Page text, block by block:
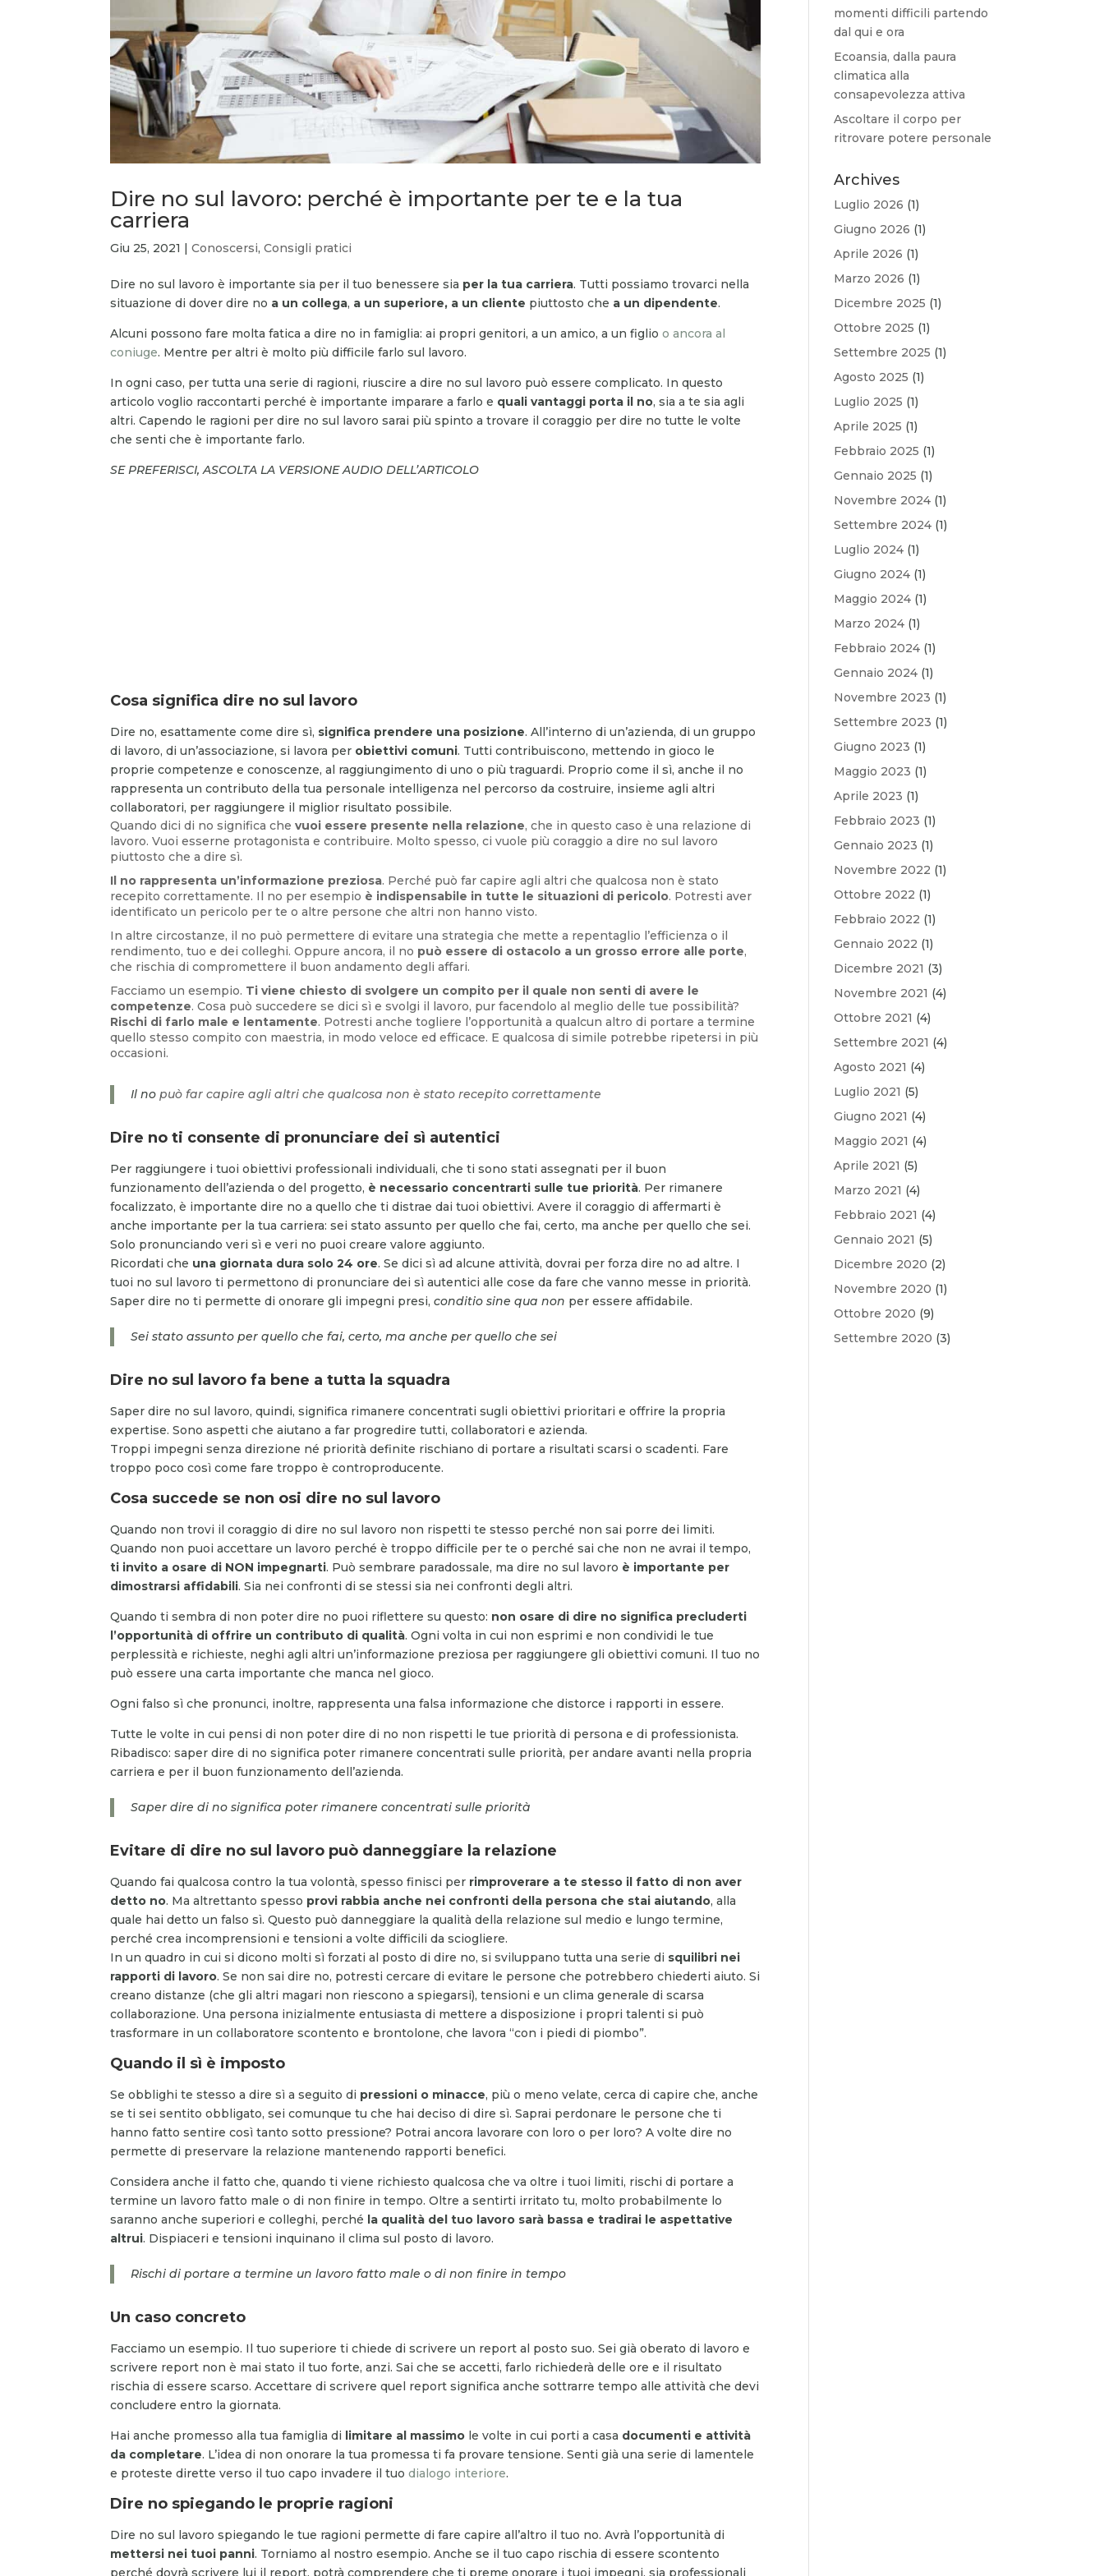
Dire no sul lavoro: perché è importante per te e la tua
carriera
Giu 25, 2021 |Conoscersi,Consigli pratici
Dire no sul lavoro è importante sia per il tuo benessere sia per la tua carriera. Tutti possiamo trovarci nella
situazione di dover dire no a un collega, a un superiore, a un cliente piuttosto che a un dipendente.
Alcuni possono fare molta fatica a dire no in famiglia: ai propri genitori, a un amico, a un figlioo ancora al
coniuge. Mentre per altri è molto più difficile farlo sul lavoro.
In ogni caso, per tutta una serie di ragioni, riuscire a dire no sul lavoro può essere complicato. In questo
articolo voglio raccontarti perché è importante imparare a farlo e quali vantaggi porta il no, sia a te sia agli
altri. Capendo le ragioni per dire no sul lavoro sarai più spinto a trovare il coraggio per dire no tutte le volte
che senti che è importante farlo.
SE PREFERISCI, ASCOLTA LA VERSIONE AUDIO DELL’ARTICOLO
Cosa significa dire no sul lavoro
Dire no, esattamente come dire sì, significa prendere una posizione. All’interno di un’azienda, di un gruppo
di lavoro, di un’associazione, si lavora per obiettivi comuni. Tutti contribuiscono, mettendo in gioco le
proprie competenze e conoscenze, al raggiungimento di uno o più traguardi. Proprio come il sì, anche il no
rappresenta un contributo della tua personale intelligenza nel percorso da costruire, insieme agli altri
collaboratori, per raggiungere il miglior risultato possibile.
Quando dici di no significa chevuoi essere presente nella relazione, che in questo caso è una relazione di
lavoro. Vuoi esserne protagonista e contribuire. Molto spesso, ci vuole più coraggio a dire no sul lavoro
piuttosto che a dire sì.
Il no rappresenta un’informazione preziosa. Perché può far capire agli altri che qualcosa non è stato
recepito correttamente. Il no per esempio è indispensabile in tutte le situazioni di pericolo. Potresti aver
identificato un pericolo per te o altre persone che altri non hanno visto.
In altre circostanze, il no può permettere di evitare una strategia che mette a repentaglio l’efficienza o il
rendimento, tuo e dei colleghi. Oppure ancora, il no può essere di ostacolo a un grosso errore alle porte,
che rischia di compromettere il buon andamento degli affari.
Facciamo un esempio. Ti viene chiesto di svolgere un compito per il quale non senti di avere le
competenze. Cosa può succedere se dici sì e svolgi il lavoro, pur facendolo al meglio delle tue possibilità?
Rischi di farlo male e lentamente. Potresti anche togliere l’opportunità a qualcun altro di portare a termine
quello stesso compito con maestria, in modo veloce ed efficace. E qualcosa di simile potrebbe ripetersi in più
occasioni.
Il nopuò far capire agli altri che qualcosa non è stato recepito correttamente
Dire no ti consente di pronunciare dei sì autentici
Per raggiungere i tuoi obiettivi professionali individuali, che ti sono stati assegnati per il buon
funzionamento dell’azienda o del progetto, è necessario concentrarti sulle tue priorità. Per rimanere
focalizzato, è importante dire no a quello che ti distrae dai tuoi obiettivi. Avere il coraggio di affermarti è
anche importante per la tua carriera: sei stato assunto per quello che fai, certo, ma anche per quello che sei.
Solo pronunciando veri sì e veri no puoi creare valore aggiunto.
Ricordati che una giornata dura solo 24 ore. Se dici sì ad alcune attività, dovrai per forza dire no ad altre. I
tuoi no sul lavoro ti permettono di pronunciare dei sì autentici alle cose da fare che vanno messe in priorità.
Saper dire no ti permette di onorare gli impegni presi,conditiosine qua non per essere affidabile.
Sei stato assunto per quello che fai, certo, ma anche per quello che sei
Dire no sul lavoro fa bene a tutta la squadra
Saper dire no sul lavoro, quindi, significa rimanere concentrati sugli obiettivi prioritari e offrire la propria
expertise. Sono aspetti che aiutano a far progredire tutti, collaboratori e azienda.
Troppi impegni senza direzione né priorità definite rischiano di portare a risultati scarsi o scadenti. Fare
troppo poco così come fare troppo è controproducente.
Cosa succede se non osi dire no sul lavoro
Quando non trovi il coraggio di dire no sul lavoro non rispetti te stesso perché non sai porre dei limiti.
Quando non puoi accettare un lavoro perché è troppo difficile per te o perché sai che non ne avrai il tempo,
ti invito a osare di NON impegnarti. Può sembrare paradossale, ma dire no sul lavoro è importante per
dimostrarsi affidabili. Sia nei confronti di se stessi sia nei confronti degli altri.
Quando ti sembra di non poter dire no puoi riflettere su questo: non osare di dire no significa precluderti
l’opportunità di offrire un contributo di qualità. Ogni volta in cui non esprimi e non condividi le tue
perplessità e richieste, neghi agli altri un’informazione preziosa per raggiungere gli obiettivi comuni. Il tuo no
può essere una carta importante che manca nel gioco.
Ogni falso sì che pronunci, inoltre, rappresenta una falsa informazione che distorce i rapporti in essere.
Tutte le volte in cui pensi di non poter dire di no non rispetti le tue priorità di persona e di professionista.
Ribadisco: saper dire di no significa poter rimanere concentrati sulle priorità, per andare avanti nella propria
carriera e per il buon funzionamento dell’azienda.
Saper dire di no significa poter rimanere concentrati sulle priorità
Evitare di dire no sul lavoro può danneggiare la relazione
Quando fai qualcosa contro la tua volontà, spesso finisci per rimproverare a te stesso il fatto di non aver
detto no. Ma altrettanto spesso provi rabbia anche nei confronti della persona che stai aiutando, alla
quale hai detto un falso sì. Questo può danneggiare la qualità della relazione sul medio e lungo termine,
perché crea incomprensioni e tensioni a volte difficili da sciogliere.
In un quadro in cui si dicono molti sì forzati al posto di dire no, si sviluppano tutta una serie di squilibri nei
rapporti di lavoro. Se non sai dire no, potresti cercare di evitare le persone che potrebbero chiederti aiuto. Si
creano distanze (che gli altri magari non riescono a spiegarsi), tensioni e un clima generale di scarsa
collaborazione. Una persona inizialmente entusiasta di mettere a disposizione i propri talenti si può
trasformare in un collaboratore scontento e brontolone, che lavora “con i piedi di piombo”.
Quando il sì è imposto
Se obblighi te stesso a dire sì a seguito di pressioni o minacce, più o meno velate, cerca di capire che, anche
se ti sei sentito obbligato, sei comunque tu che hai deciso di dire sì. Saprai perdonare le persone che ti
hanno fatto sentire così tanto sotto pressione? Potrai ancora lavorare con loro o per loro? A volte dire no
permette di preservare la relazione mantenendo rapporti benefici.
Considera anche il fatto che, quando ti viene richiesto qualcosa che va oltre i tuoi limiti, rischi di portare a
termine un lavoro fatto male o di non finire in tempo. Oltre a sentirti irritato tu, molto probabilmente lo
saranno anche superiori e colleghi, perché la qualità del tuo lavoro sarà bassa e tradirai le aspettative
altrui. Dispiaceri e tensioni inquinano il clima sul posto di lavoro.
Rischi di portare a termine un lavoro fatto male o di non finire in tempo
Un caso concreto
Facciamo un esempio. Il tuo superiore ti chiede di scrivere un report al posto suo. Sei già oberato di lavoro e
scrivere report non è mai stato il tuo forte, anzi. Sai che se accetti, farlo richiederà delle ore e il risultato
rischia di essere scarso. Accettare di scrivere quel report significa anche sottrarre tempo alle attività che devi
concludere entro la giornata.
Hai anche promesso alla tua famiglia di limitare al massimo le volte in cui porti a casa documenti e attività
da completare. L’idea di non onorare la tua promessa ti fa provare tensione. Senti già una serie di lamentele
e proteste dirette verso il tuo capo invadere il tuodialogo interiore.
Dire no spiegando le proprie ragioni
Dire no sul lavoro spiegando le tue ragioni permette di fare capire all’altro il tuo no. Avrà l’opportunità di
mettersi nei tuoi panni. Torniamo al nostro esempio. Anche se il tuo capo rischia di essere scontento
perché dovrà scrivere lui il report, potrà comprendere che ti preme onorare i tuoi impegni, sia professionali
momenti difficili partendo
dal qui e ora
Ecoansia, dalla paura
climatica alla
consapevolezza attiva
Ascoltare il corpo per
ritrovare potere personale
Archives
Luglio 2026 (1)
Giugno 2026 (1)
Aprile 2026 (1)
Marzo 2026 (1)
Dicembre 2025 (1)
Ottobre 2025 (1)
Settembre 2025 (1)
Agosto 2025 (1)
Luglio 2025 (1)
Aprile 2025 (1)
Febbraio 2025 (1)
Gennaio 2025 (1)
Novembre 2024 (1)
Settembre 2024 (1)
Luglio 2024 (1)
Giugno 2024 (1)
Maggio 2024 (1)
Marzo 2024 (1)
Febbraio 2024 (1)
Gennaio 2024 (1)
Novembre 2023 (1)
Settembre 2023 (1)
Giugno 2023 (1)
Maggio 2023 (1)
Aprile 2023 (1)
Febbraio 2023 (1)
Gennaio 2023 (1)
Novembre 2022 (1)
Ottobre 2022 (1)
Febbraio 2022 (1)
Gennaio 2022 (1)
Dicembre 2021 (3)
Novembre 2021 (4)
Ottobre 2021 (4)
Settembre 2021 (4)
Agosto 2021 (4)
Luglio 2021 (5)
Giugno 2021 (4)
Maggio 2021 (4)
Aprile 2021 (5)
Marzo 2021 (4)
Febbraio 2021 (4)
Gennaio 2021 (5)
Dicembre 2020 (2)
Novembre 2020 (1)
Ottobre 2020 (9)
Settembre 2020 (3)